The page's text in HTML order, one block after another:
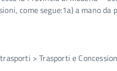
come segue:1a) a mano da
> Trasporti e